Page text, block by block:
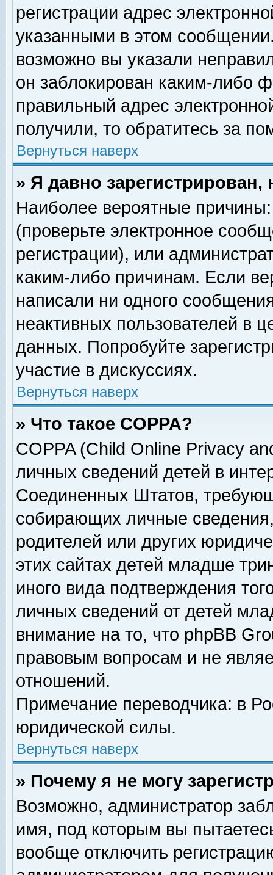
регистрации адрес
указанными в этом
возможно вы указали
он заблокирован каким-либо
правильный адрес
получили, то обратитесь за
Вернуться наверх
» Я давно
Наиболее вероятные
(проверьте электронное
регистрации), или
каким-либо причинам. Если
написали ни одного
неактивных пользователей в
данных. Попробуйте
участие в дискуссиях.
Вернуться наверх
» Что такое COPPA?
COPPA (Child Online Privacy
личных сведений детей в
Соединенных Штатов,
собирающих личные
родителей или других
этих сайтах детей младше
иного вида подтверждения
личных сведений от детей
внимание на то, что phpBB
правовым вопросам и не
отношений.
Примечание переводчика: в
юридической силы.
Вернуться наверх
» Почему я не могу
Возможно, администратор
имя, под которым вы
вообще отключить